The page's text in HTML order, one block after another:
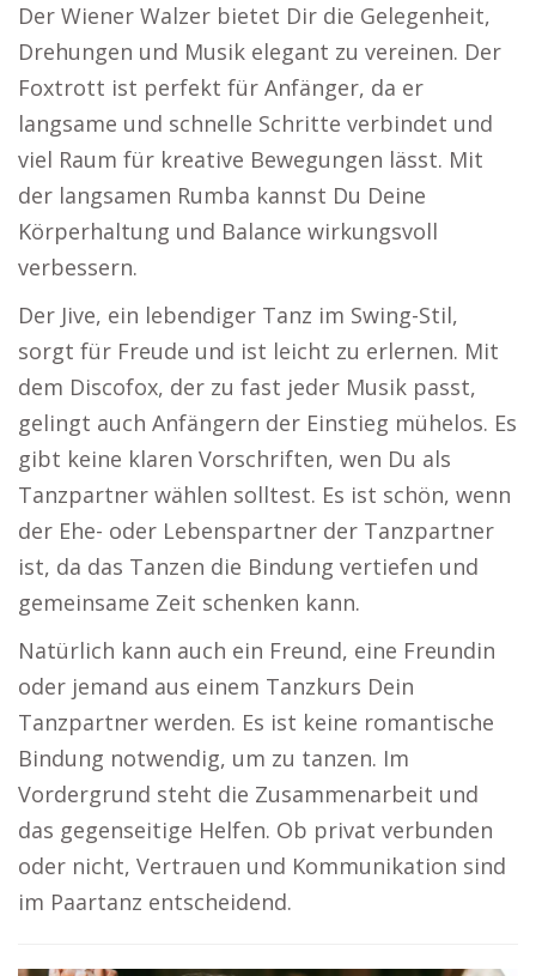
Der Wiener Walzer bietet Dir die Gelegenheit,
Drehungen und Musik elegant zu vereinen. Der
Foxtrott ist perfekt für Anfänger, da er
langsame und schnelle Schritte verbindet und
viel Raum für kreative Bewegungen lässt. Mit
der langsamen Rumba kannst Du Deine
Körperhaltung und Balance wirkungsvoll
verbessern.
Der Jive, ein lebendiger Tanz im Swing-Stil,
sorgt für Freude und ist leicht zu erlernen. Mit
dem Discofox, der zu fast jeder Musik passt,
gelingt auch Anfängern der Einstieg mühelos. Es
gibt keine klaren Vorschriften, wen Du als
Tanzpartner wählen solltest. Es ist schön, wenn
der Ehe- oder Lebenspartner der Tanzpartner
ist, da das Tanzen die Bindung vertiefen und
gemeinsame Zeit schenken kann.
Natürlich kann auch ein Freund, eine Freundin
oder jemand aus einem Tanzkurs Dein
Tanzpartner werden. Es ist keine romantische
Bindung notwendig, um zu tanzen. Im
Vordergrund steht die Zusammenarbeit und
das gegenseitige Helfen. Ob privat verbunden
oder nicht, Vertrauen und Kommunikation sind
im Paartanz entscheidend.